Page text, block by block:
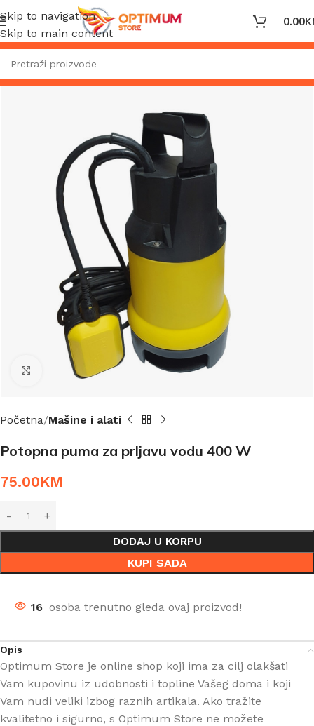
Skip to navigation
Skip to main content
0.00
Click to enlarge
Početna Mašine i alati
Potopna puma za prljavu vodu 400 W
75.00KM
DODAJ U KORPU
KUPI SADA
16 osoba trenutno gleda ovaj proizvod!
Opis
Optimum Store je online shop koji ima za cilj olakšati
Vam kupovinu iz udobnosti i topline Vašeg doma i koji
Vam nudi veliki izbog raznih artikala. Ako tražite
kvalitetno i sigurno, s Optimum Store ne možete